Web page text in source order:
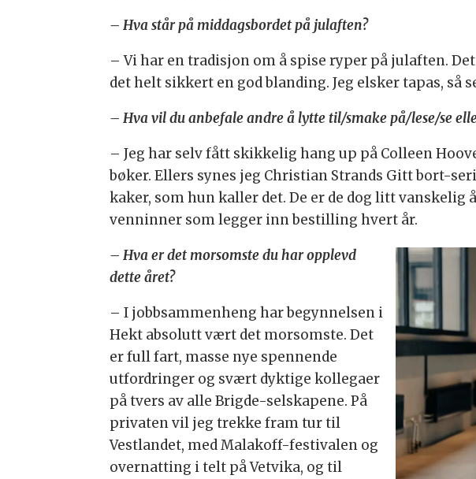
– Hva står på middagsbordet på julaften?
– Vi har en tradisjon om å spise ryper på julaften.
det helt sikkert en god blanding. Jeg elsker tapas,
– Hva vil du anbefale andre å lytte til/smake på/lese/se
– Jeg har selv fått skikkelig hang up på Colleen
bøker. Ellers synes jeg Christian Strands Gitt bort-
kaker, som hun kaller det. De er de dog litt
venninner som legger inn bestilling hvert år.
– Hva er det morsomste du har opplevd
dette året?
– I jobbsammenheng har begynnelsen i
Hekt absolutt vært det morsomste. Det
er full fart, masse nye spennende
utfordringer og svært dyktige kollegaer
på tvers av alle Brigde-selskapene. På
privaten vil jeg trekke fram tur til
Vestlandet, med Malakoff-festivalen og
overnatting i telt på Vetvika, og til